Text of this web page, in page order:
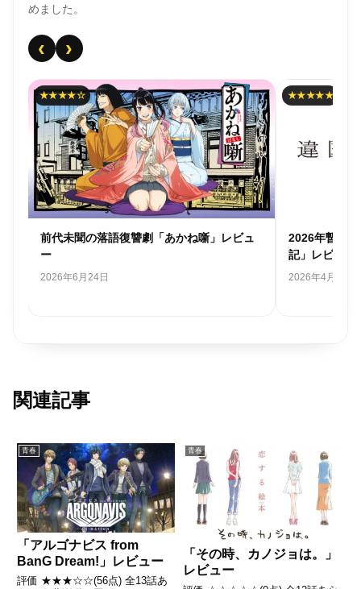
めました。
‹ ›
劇「あかね噺」レビュ
★★★★★
2026年暫定１位、静かなる大傑作「違
関連記事
青春
「アルゴナビス from
BanG Dream!」レビュー
評価 ★★★☆☆(56点) 全13話あ
青春
「その時、カノジョは。」
レビュー